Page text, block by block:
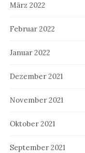
März 2022
Februar 2022
Januar 2022
Dezember 2021
November 2021
Oktober 2021
September 2021